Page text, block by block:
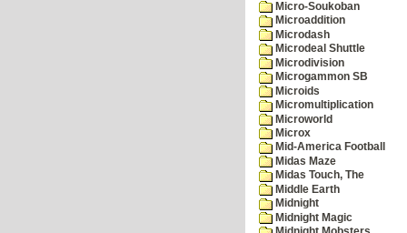
Micro-Soukoban
Microaddition
Microdash
Microdeal Shuttle
Microdivision
Microgammon SB
Microids
Micromultiplication
Microworld
Microx
Mid-America Football
Midas Maze
Midas Touch, The
Middle Earth
Midnight
Midnight Magic